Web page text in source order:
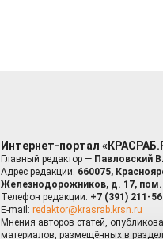
Интернет-портал
Главный редактор — Павловский
Адрес редакции: 660075,
Железнодорожников, д. 17, пом.
Телефон редакции: +7 (391) 211-
E-mail: redaktor@krasrab.krsn.ru
Мнения авторов статей,
материалов, размещённых в